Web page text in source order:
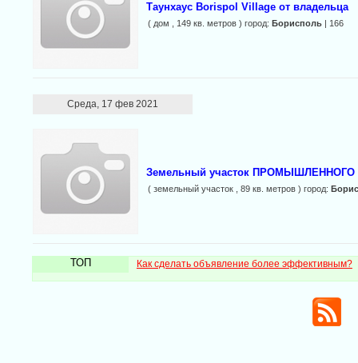
Таунхаус Borispol Village от владельца
( дом , 149 кв. метров ) город: Борисполь| 166
Среда, 17 фев 2021
Земельный участок ПРОМЫШЛЕННОГО
( земельный участок , 89 кв. метров ) город:
ТОП Как сделать объявление более эффективным?